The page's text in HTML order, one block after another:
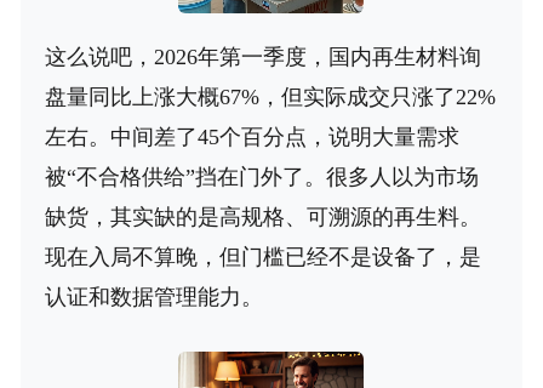
这么说吧，2026年第一季度，国内再生材料询
盘量同比上涨大概67%，但实际成交只涨了22%
左右。中间差了45个百分点，说明大量需求
被“不合格供给”挡在门外了。很多人以为市场
缺货，其实缺的是高规格、可溯源的再生料。
现在入局不算晚，但门槛已经不是设备了，是
认证和数据管理能力。